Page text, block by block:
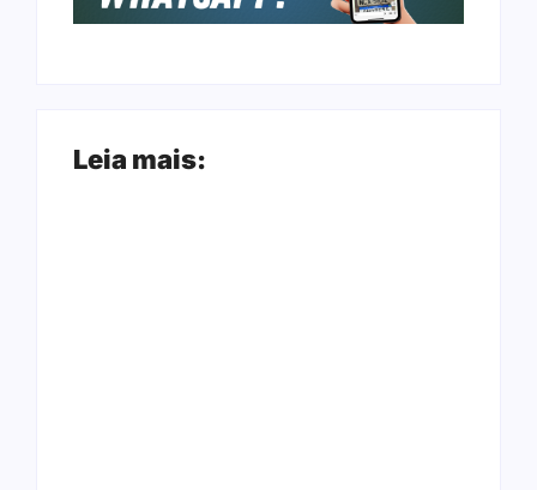
Leia mais: